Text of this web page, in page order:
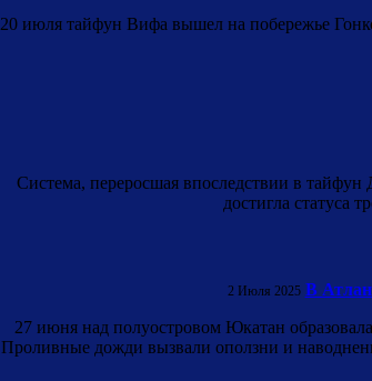
20 июля тайфун Вифа вышел на побережье
Система, переросшая впоследствии в тайфун
достигла статуса
2 Июля 2025 В
27 июня над полуостровом Юкатан
Проливные дожди вызвали оползни и